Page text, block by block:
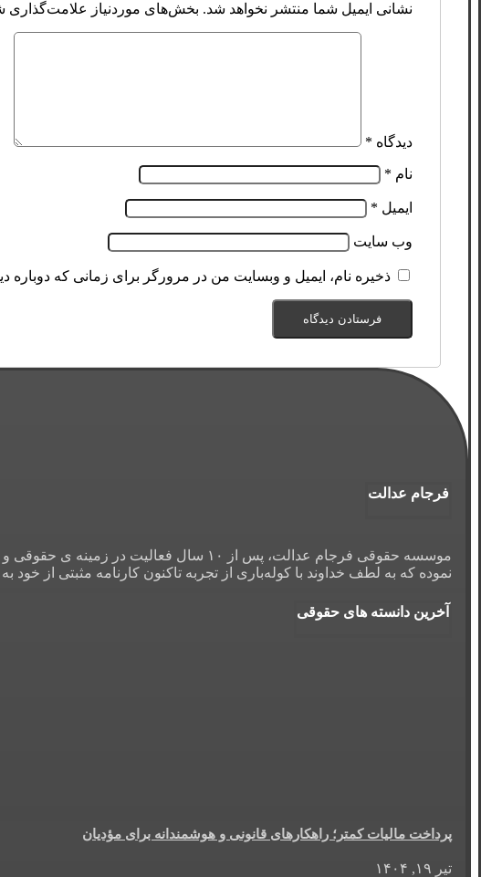
نشانی ایمیل شما منتشر نخواهد شد. بخش‌های موردنیاز علامت‌گذاری
دیدگاه *
نام *
ایمیل *
وب‌ سایت
ذخیره نام، ایمیل و وبسایت من در مرورگر برای زمانی که دوباره
فرجام عدالت
نموده که به لطف خداوند با کوله‌باری از تجربه تاکنون کارنامه مثبتی از خود
آخرین دانسته های حقوقی
پرداخت مالیات کمتر؛ راهکارهای قانونی و هوشمندانه برای مؤدیان
تیر ۱۹, ۱۴۰۴